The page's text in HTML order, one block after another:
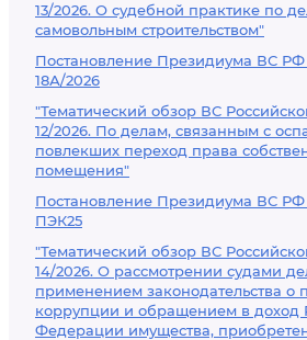
13/2026. О судебной практике по
самовольным строительством"
Постановление Президиума ВС РФ
18А/2026
"Тематический обзор ВС
12/2026. По делам, связанным с
повлекших переход права
помещения"
Постановление Президиума ВС РФ
ПЭК25
"Тематический обзор ВС
14/2026. О рассмотрении судами
применением законодательства о
коррупции и обращением в доход
Федерации имущества,